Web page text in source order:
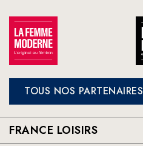
TOUS NOS PARTENAIRES
FRANCE LOISIRS